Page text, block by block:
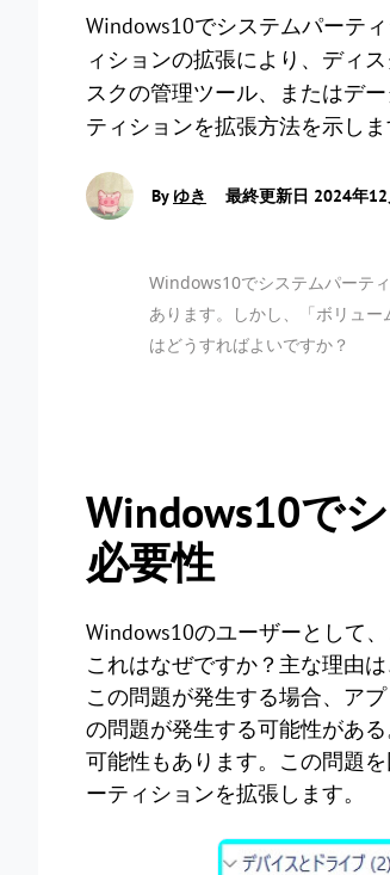
Windows10でシステムパーテ
ィションの拡張により、ディ
スクの管理ツール、またはデ
ティションを拡張方法を示しま
By ゆき 最終更新日 2024年
Windows10でシステムパーテ
あります。しかし、「ボリュ
はどうすればよいですか？
Windows10で
必要性
Windows10のユーザーとして
これはなぜですか？主な理由
この問題が発生する場合、ア
の問題が発生する可能性があ
可能性もあります。この問題
ーティションを拡張します。